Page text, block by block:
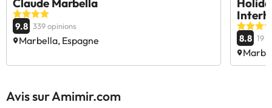
Claude Marbella
9.8 339 opinions
Marbella, Espagne 8.8 19
Avis sur Amimir.com